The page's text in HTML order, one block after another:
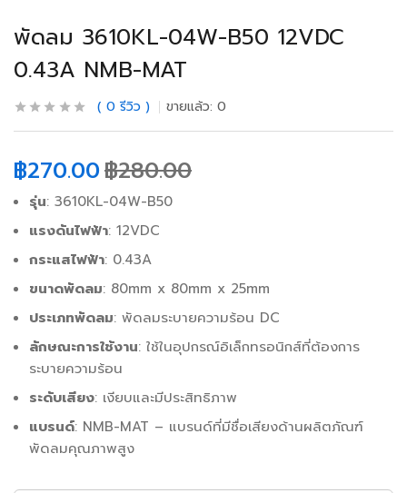
พัดลม 3610KL-04W-B50 12VDC
0.43A NMB-MAT
0 รีวิว ขายแล้ว: 0
฿270.00฿280.00
รุ่น: 3610KL-04W-B50
แรงดันไฟฟ้า: 12VDC
กระแสไฟฟ้า: 0.43A
ขนาดพัดลม: 80mm x 80mm x 25mm
ประเภทพัดลม: พัดลมระบายความร้อน DC
ลักษณะการใช้งาน: ใช้ในอุปกรณ์อิเล็กทรอนิกส์ที่ต้องการ
ระบายความร้อน
ระดับเสียง: เงียบและมีประสิทธิภาพ
แบรนด์: NMB-MAT – แบรนด์ที่มีชื่อเสียงด้านผลิตภัณฑ์
พัดลมคุณภาพสูง